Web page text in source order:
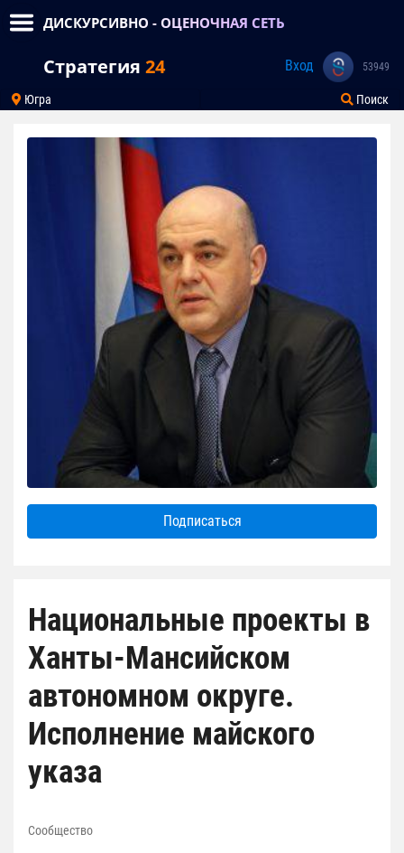
ДИСКУРСИВНО - ОЦЕНОЧНАЯ СЕТЬ
Стратегия 24 Вход 53949
Югра Поиск
Подписаться
Национальные проекты в
Ханты-Мансийском
автономном округе.
Исполнение майского
указа
Сообщество